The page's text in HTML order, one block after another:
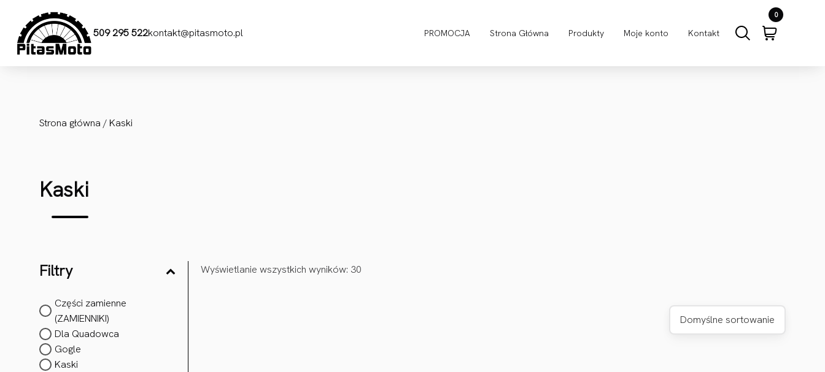
509 295 522kontakt@pitasmoto.pl PROMOCJA Strona Główna Produkty Moje konto Kontakt
0
Strona główna / Kaski
Kaski
Filtry
Części zamienne
(ZAMIENNIKI)
Dla Quadowca
Gogle
Kaski
Wyświetlanie wszystkich wyników: 30
Domyślne sortowanie